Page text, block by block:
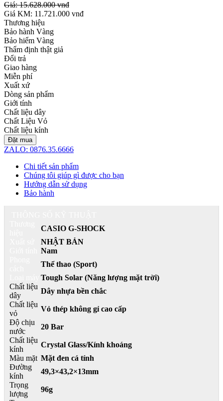
Giá:15.628.000 vnđ
Giá KM: 11.721.000 vnđ
Thương hiệu
Bảo hành Vàng
Bảo hiểm Vàng
Thẩm định thật giả
Đổi trả
Giao hàng
Miễn phí
Xuất xứ
Dòng sản phẩm
Giới tính
Chất liệu dây
Chất Liệu Vỏ
Chất liệu kính
Đặt mua
ZALO: 0876.35.6666
Chi tiết sản phẩm
Chúng tôi giúp gì được cho bạn
Hướng dẫn sử dụng
Bảo hành
CASIO G-SHOCK
NHẬT BẢN
Nam
Thể thao (Sport)
Tough Solar (Năng lượng mặt trời)
Chất liệu
dây
Dây nhựa bền chắc
Chất liệu
vỏ
Vỏ thép không gỉ cao cấp
Độ chịu
nước
20 Bar
Chất liệu
kính
Crystal Glass/Kính khoáng
Màu mặt Mặt đen cá tính
Đường
kính
49,3×43,2×13mm
Trọng
lượng
96g